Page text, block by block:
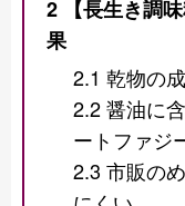
2 【長生き調
果
2.1 乾物の
2.2醤油に
ートファジ
2.3 市販の